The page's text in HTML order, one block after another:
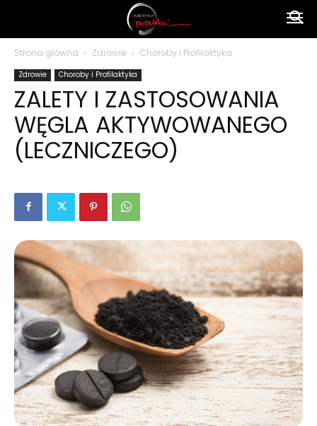
polsku
Strona główna Zdrowie Choroby i Profilaktyka
Zdrowie Choroby i Profilaktyka
ZALETY I ZASTOSOWANIA
WĘGLA AKTYWOWANEGO
(LECZNICZEGO)